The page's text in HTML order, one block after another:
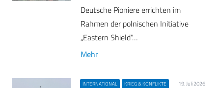
Deutsche Pioniere errichten im
Rahmen der polnischen Initiative
„Eastern Shield“…
Mehr
INTERNATIONAL KRIEG & KONFLIKTE 19. Juli 2026